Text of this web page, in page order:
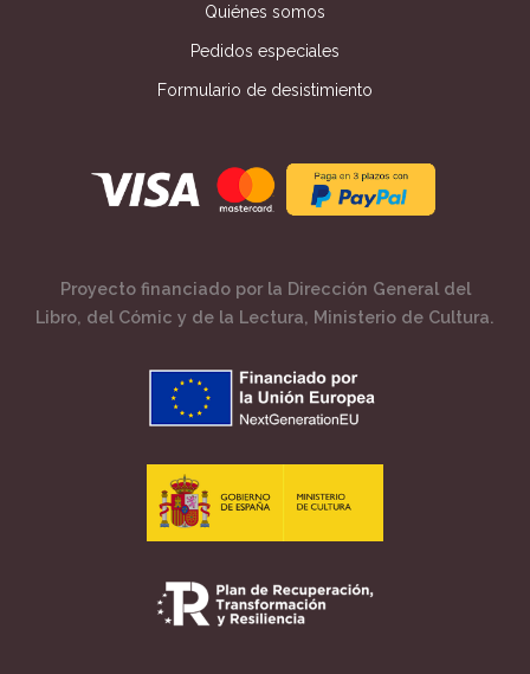
Quiénes somos
Pedidos especiales
Formulario de desistimiento
Proyecto financiado por la Dirección General del
Libro, del Cómic y de la Lectura, Ministerio de Cultura.